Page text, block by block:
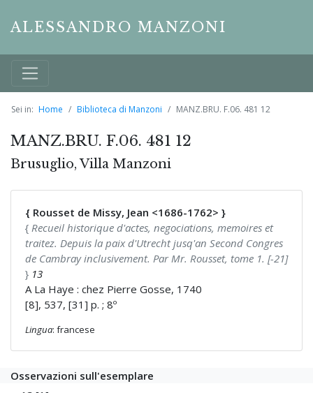
ALESSANDRO MANZONI
Sei in: Home Biblioteca di Manzoni MANZ.BRU. F.06. 481 12
MANZ.BRU. F.06. 481 12
Brusuglio, Villa Manzoni
{ Rousset de Missy, Jean <1686-1762> }
{ Recueil historique d'actes, negociations, memoires et
traitez. Depuis la paix d'Utrecht jusq'an Second Congres
de Cambray inclusivement. Par Mr. Rousset, tome 1. [-21]
} 13
A La Haye : chez Pierre Gosse, 1740
[8], 537, [31] p. ; 8º
Lingua: francese
Osservazioni sull'esemplare